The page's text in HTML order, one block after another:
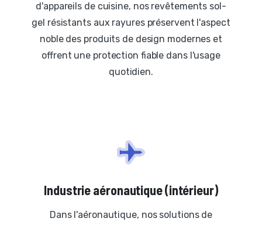
d'appareils de cuisine, nos revêtements sol-
gel résistants aux rayures préservent l'aspect
noble des produits de design modernes et
offrent une protection fiable dans l'usage
quotidien.
Industrie aéronautique (intérieur)
Dans l'aéronautique, nos solutions de